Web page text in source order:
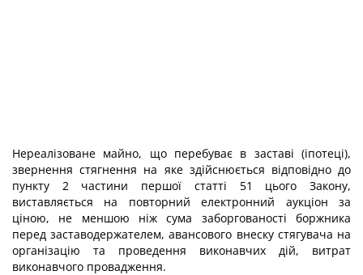
Нереалізоване майно, що перебуває в заставі (іпотеці),
звернення стягнення на яке здійснюється відповідно до
пункту 2 частини першої статті 51 цього Закону,
виставляється на повторний електронний аукціон за
ціною, не меншою ніж сума заборгованості боржника
перед заставодержателем, авансового внеску стягувача на
організацію та проведення виконавчих дій, витрат
виконавчого провадження.